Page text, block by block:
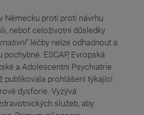
Německu proti proti návrhu
neboť celoživotní důsledky
" léčby nelze odhadnout a
ESCAP, Evropská
a Adolescentní Psychiatrie
publikovala prohlášení týkající
dysforie. Vyzývá
služeb, aby